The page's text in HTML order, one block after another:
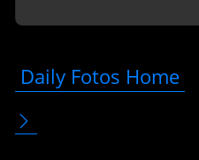
Daily Fotos Home